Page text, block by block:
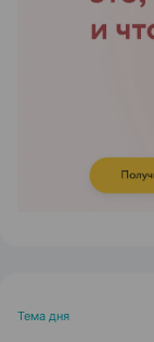
Тема дня